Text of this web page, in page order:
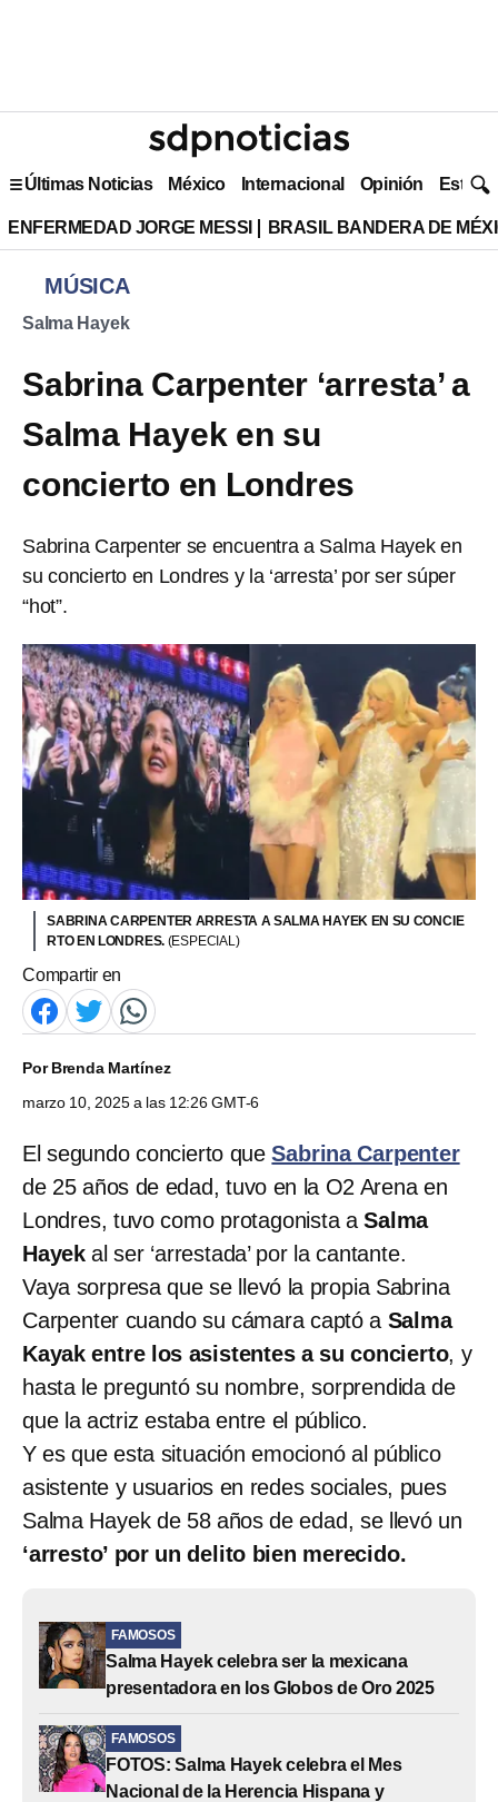
Últimas Noticias México Internacional Opinión Estilo
ENFERMEDAD JORGE MESSI BRASIL BANDERA DE
MÚSICA
Salma Hayek
Sabrina Carpenter ‘arresta’ a
Salma Hayek en su
concierto en Londres
Sabrina Carpenter se encuentra a Salma Hayek en
su concierto en Londres y la ‘arresta’ por ser súper
“hot”.
SABRINA CARPENTER ARRESTA A SALMA HAYEK EN SU CONCIE
RTO EN LONDRES. (ESPECIAL)
Compartir en
PorBrenda Martínez
marzo 10, 2025 a las 12:26 GMT-6
El segundo concierto queSabrina Carpenter
de 25 años de edad, tuvo en la O2 Arena en
Londres, tuvo como protagonista aSalma
Hayek al ser ‘arrestada’ por la cantante.
Vaya sorpresa que se llevó la propia Sabrina
Carpenter cuando su cámara captó a Salma
Kayak entre los asistentes a su concierto, y
hasta le preguntó su nombre, sorprendida de
que la actriz estaba entre el público.
Y es que esta situación emocionó al público
asistente y usuarios en redes sociales, pues
Salma Hayek de 58 años de edad, se llevó un
‘arresto’ por un delito bien merecido.
FAMOSOS
Salma Hayek celebra ser la mexicana
presentadora en los Globos de Oro 2025
FAMOSOS
FOTOS: Salma Hayek celebra el Mes
Nacional de la Herencia Hispana y